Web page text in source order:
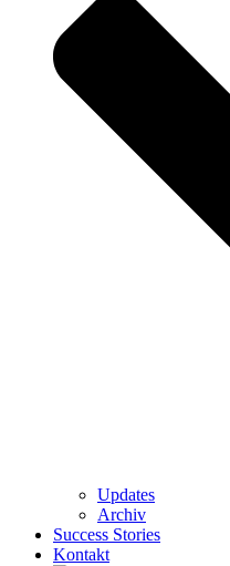
Updates
Archiv
Success Stories
Kontakt